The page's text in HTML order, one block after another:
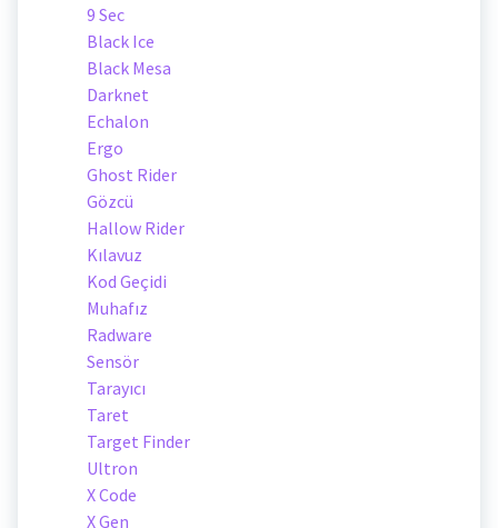
9 Sec
Black Ice
Black Mesa
Darknet
Echalon
Ergo
Ghost Rider
Gözcü
Hallow Rider
Kılavuz
Kod Geçidi
Muhafız
Radware
Sensör
Tarayıcı
Taret
Target Finder
Ultron
X Code
X Gen